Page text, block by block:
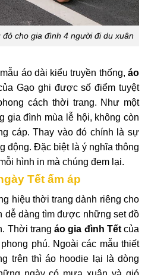
cho gia đình 4 người đi du xuân
áo dài kiểu truyền thống, áo
Gạo ghi được số điểm tuyệt
cách thời trang. Như một
gia đình mùa lễ hội, không còn
cáp. Thay vào đó chính là sự
động. Đặc biệt là ý nghĩa thông
hình in mà chúng đem lại.
Tết ấm áp
hiệu thời trang dành riêng cho
dễ dàng tìm được những set đồ
Thời trang áo gia đình Tếtcủa
phú. Ngoài các mẫu thiết
trên thì áo hoodie lại là dòng